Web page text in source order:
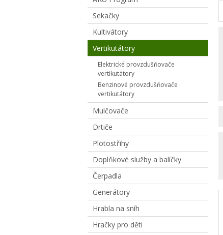
Sekačky
Kultivátory
Vertikutátory
Elektrické provzdušňovače
vertikutátory
Benzinové provzdušňovače
vertikutátory
Mulčovače
Drtiče
Plotostřihy
Doplňkové služby a balíčky
Čerpadla
Generátory
Hrabla na sníh
Hračky pro děti